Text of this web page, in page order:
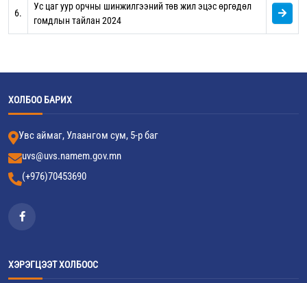
6.
Ус цаг уур орчны шинжилгээний төв жил эцэс өргөдөл
гомдлын тайлан 2024
ХОЛБОО БАРИХ
Увс аймаг, Улаангом сум, 5-р баг
uvs@uvs.namem.gov.mn
(+976)70453690
ХЭРЭГЦЭЭТ ХОЛБООС